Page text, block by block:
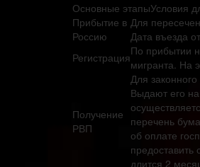
Основные этапыУсловия
Прибытие в
Россию
Для
Дата въезда
РегистрацияПо прибытии
мигранта. На
Получение
РВП
Для
Выдают его
перечень
об оплате
длится 2